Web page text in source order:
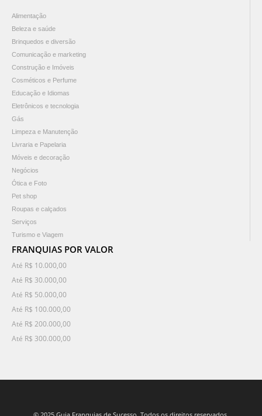
Alimentação
Beleza e saúde
Brinquedos e diversão
Comunicação e marketing
Construção e Imóveis
Cosméticos e Perfume
Educação e Idiomas
Eletrônicos e tecnologia
Gás
Limpeza e Manutenção
Livraria e Papelaria
Móveis e decoração
Negócios
Ótica e Foto
Pet shop
Roupas e calçados
Serviços
Turismo e Viagem
FRANQUIAS POR VALOR
Até R$ 10.000,00
Até R$ 30.000,00
Até R$ 50.000,00
Até R$ 100.000,00
Até R$ 200.000,00
Até R$ 300.000,00